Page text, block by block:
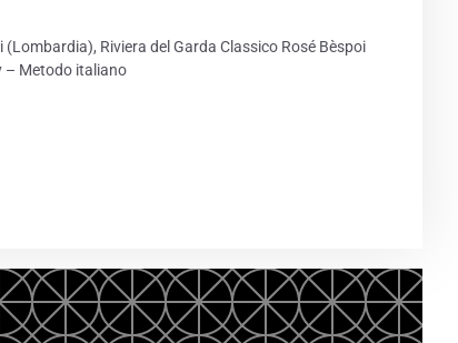
(Lombardia), Riviera del Garda Classico Rosé Bèspoi
– Metodo italiano